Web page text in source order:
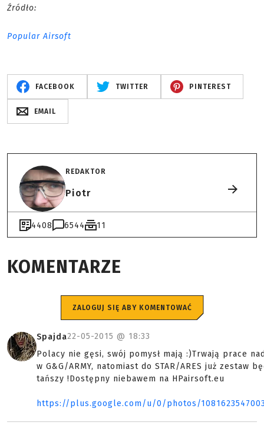
Źródło:
Popular Airsoft
FACEBOOK TWITTER PINTEREST
EMAIL
REDAKTOR
Piotr
4408 6544 11
KOMENTARZE
ZALOGUJ SIĘ ABY KOMENTOWAĆ
Spajda22-05-2015 @ 18:33
Polacy nie gęsi, swój pomysł mają :)Trwają prace
w G&G/ARMY, natomiast do STAR/ARES już zestaw
tańszy !Dostępny niebawem na HPairsoft.eu
https://plus.google.com/u/0/photos/